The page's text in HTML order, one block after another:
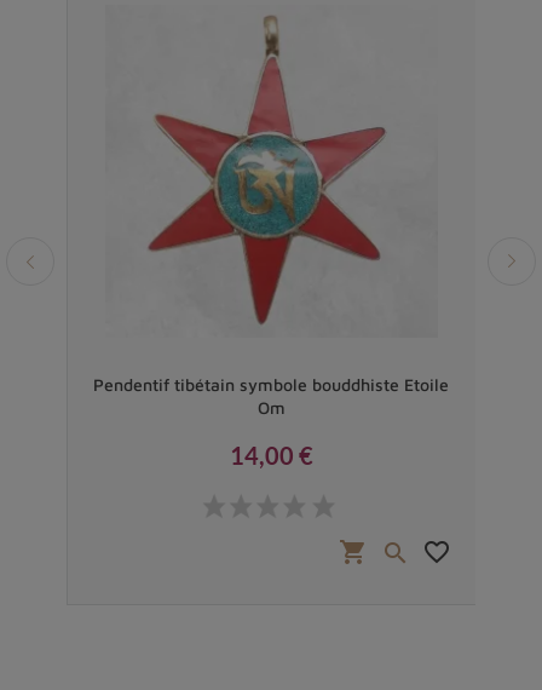
Pendentif tibétain symbole bouddhiste Etoile
Om
14,00 €
shopping_cart  favorite_border